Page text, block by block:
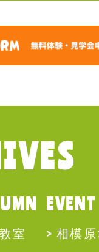
室
EVENT
相模